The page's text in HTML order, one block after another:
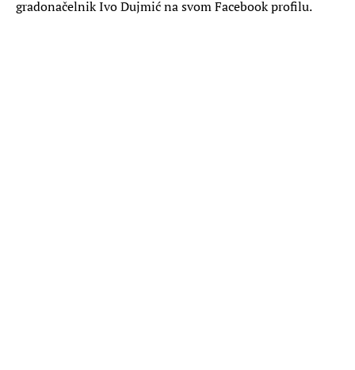
gradonačelnik Ivo Dujmić na svom Facebook profilu.